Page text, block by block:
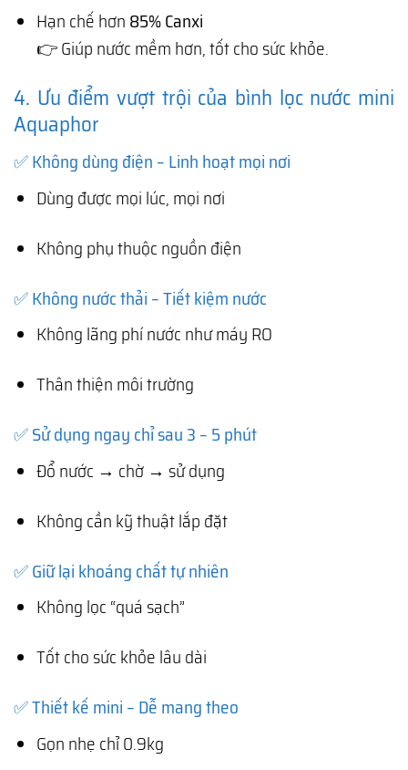
Hạn chế hơn 85% Canxi
👉 Giúp nước mềm hơn, tốt cho sức khỏe.
4. Ưu điểm vượt trội của bình lọc nước mini
Aquaphor
✅ Không dùng điện – Linh hoạt mọi nơi
Dùng được mọi lúc, mọi nơi
Không phụ thuộc nguồn điện
✅ Không nước thải – Tiết kiệm nước
Không lãng phí nước như máy RO
Thân thiện môi trường
✅ Sử dụng ngay chỉ sau 3 – 5 phút
Đổ nước → chờ → sử dụng
Không cần kỹ thuật lắp đặt
✅ Giữ lại khoáng chất tự nhiên
Không lọc “quá sạch”
Tốt cho sức khỏe lâu dài
✅ Thiết kế mini – Dễ mang theo
Gọn nhẹ chỉ 0.9kg